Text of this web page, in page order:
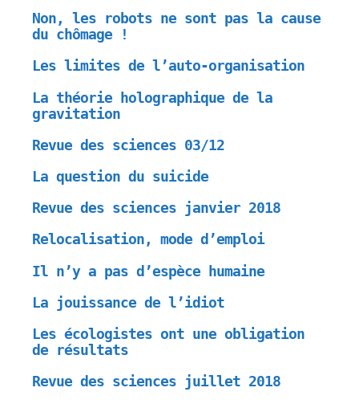
Non, les robots ne sont pas la cause
du chômage !
Les limites de l’auto-organisation
La théorie holographique de la
gravitation
Revue des sciences 03/12
La question du suicide
Revue des sciences janvier 2018
Relocalisation, mode d’emploi
Il n’y a pas d’espèce humaine
La jouissance de l’idiot
Les écologistes ont une obligation
de résultats
Revue des sciences juillet 2018